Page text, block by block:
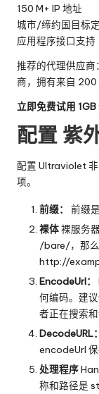
150 M+ IP 地址
城市/缔约国目标
应用程序接口支持
推荐的代理供应商
商，拥有来自 200
立即免费试用
配置 紫
配置 Ultraviolet
项。
前缀：
前缀
裸体裸服务
/bare/，那
http://
EncodeUrl：
何编码。建
者正在搜索和
DecodeURL：
encodeUrl 保
处理程序
称和路径是